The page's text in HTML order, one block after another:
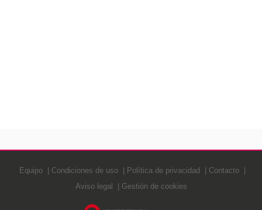
Equipo Condiciones de uso Política de privacidad
Contacto
Aviso legal
Gestión de cookies